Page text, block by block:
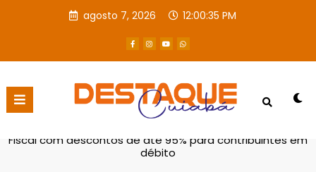
agosto 7, 2026 12:00:36 PM
Página inicial
Destaques
Fiscal com descontos de até 95% para contribuintes em
débito